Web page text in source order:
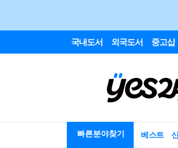
국내도서 외국도서 중고샵
빠른분야찾기 베스트